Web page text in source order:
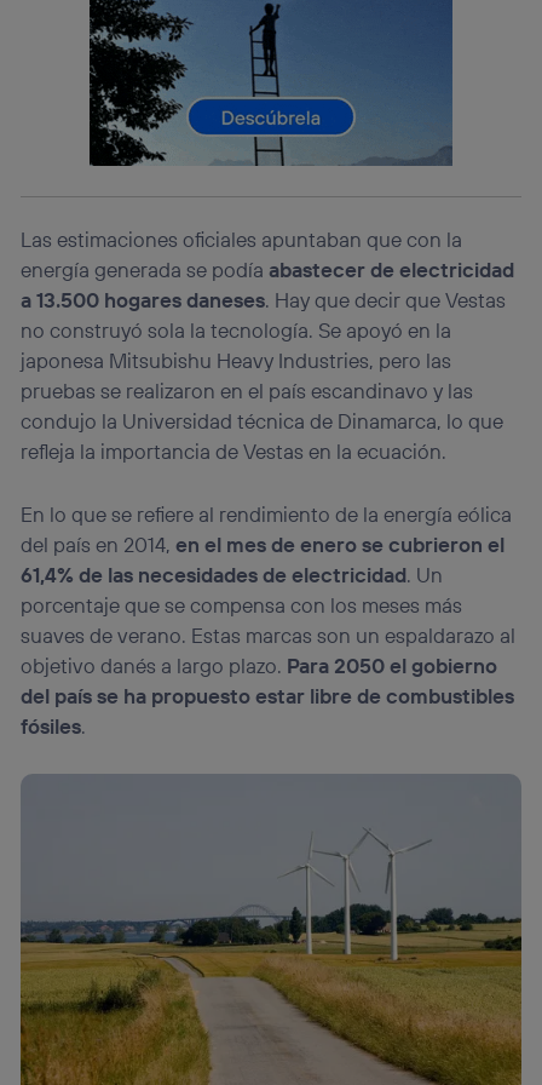
Las estimaciones oficiales apuntaban que con la
energía generada se podía abastecer de electricidad
a 13.500 hogares daneses. Hay que decir que Vestas
no construyó sola la tecnología. Se apoyó en la
japonesa Mitsubishu Heavy Industries, pero las
pruebas se realizaron en el país escandinavo y las
condujo la Universidad técnica de Dinamarca, lo que
refleja la importancia de Vestas en la ecuación.
En lo que se refiere al rendimiento de la energía eólica
del país en 2014,en el mes de enero se cubrieron el
61,4% de las necesidades de electricidad. Un
porcentaje que se compensa con los meses más
suaves de verano. Estas marcas son un espaldarazo al
objetivo danés a largo plazo. Para 2050 el gobierno
del país se ha propuesto estar libre de combustibles
fósiles.
identificador. Típicamente:
Si utilizas unaconexión de banda ancha
el marketing o análisis se realizará en función de las
actividades de navegación de los miembros del hogar
que hayan dado su consentimiento.
Si utilizasdatos móviles, el marketing será más
navegación del usuario del móvil.
Puedes gestionar los consentimientos Utiq seleccionando
“Administrar Utiq” en la parte inferior de esta página web o
visitando el portal de privacidad de Utiq
(“consenthub”). Para más información, consulta
la política de privacidad de Utiq